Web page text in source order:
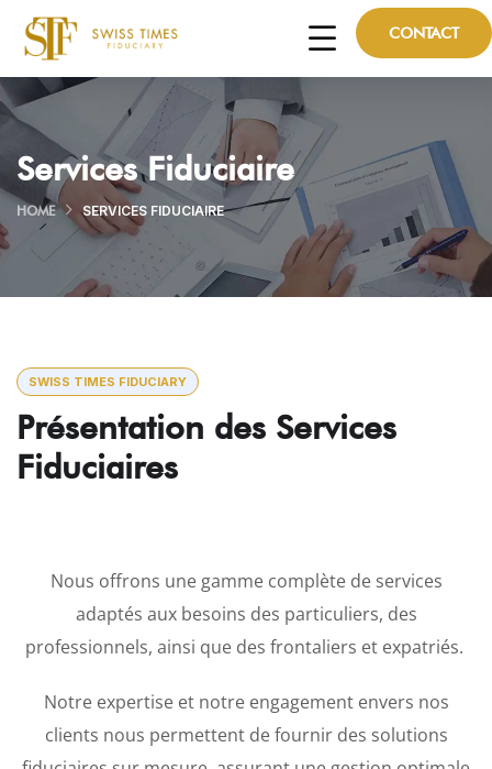
CONTACT
Services Fiduciaire
HOME SERVICES FIDUCIAIRE
SWISS TIMES FIDUCIARY
Présentation des Services
Fiduciaires
Nous offrons une gamme complète de services
adaptés aux besoins des particuliers, des
professionnels, ainsi que des frontaliers et expatriés.
Notre expertise et notre engagement envers nos
clients nous permettent de fournir des solutions